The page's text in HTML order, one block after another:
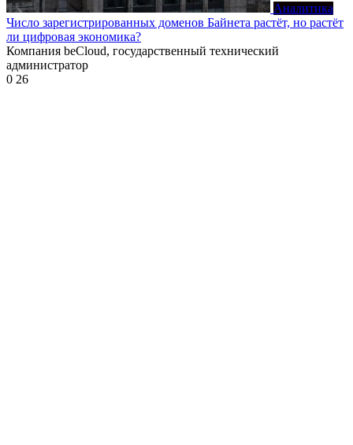
Аналитика
Число зарегистрированных доменов Байнета растёт, но растёт
ли цифровая экономика?
Компания beCloud, государственный технический
администратор
0 26